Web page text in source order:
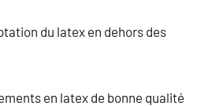
du latex en dehors des
en latex de bonne qualité